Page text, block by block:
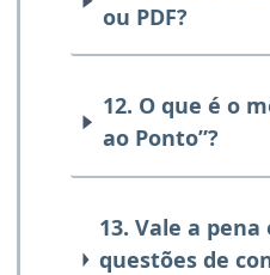
ou PDF?
12. O que é o
ao Ponto”?
13. Vale a
questões de